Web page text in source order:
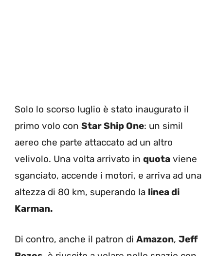
Solo lo scorso luglio è stato inaugurato il
primo volo con Star Ship One: un simil
aereo che parte attaccato ad un altro
velivolo. Una volta arrivato in quota viene
sganciato, accende i motori, e arriva ad una
altezza di 80 km, superando la linea di
Karman.
Di contro, anche il patron di Amazon, Jeff